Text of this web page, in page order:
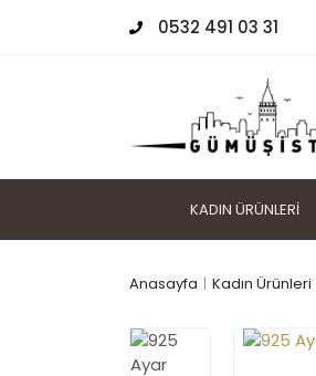
0532 491 03 31
KADIN ÜRÜNLERI
Anasayfa Kadın Ürünleri